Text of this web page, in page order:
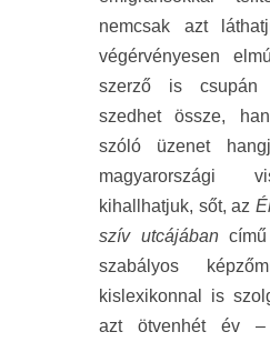
nemcsak azt
végérvényesen
szerző is csupán
szedhet össze,
szóló üzenet
magyarországi
kihallhatjuk, sőt, az
szív utcájában
szabályos
kislexikonnal is
azt ötvenhét év